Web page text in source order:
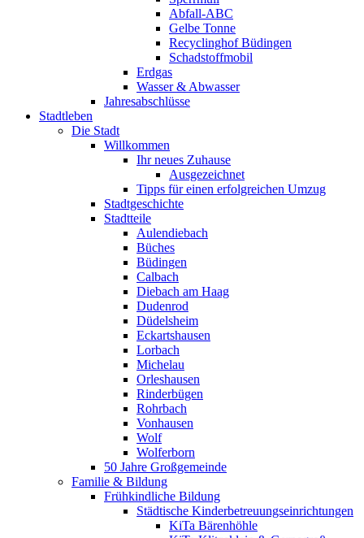
Abfall-ABC
Gelbe Tonne
Recyclinghof Büdingen
Schadstoffmobil
Erdgas
Wasser & Abwasser
Jahresabschlüsse
Stadtleben
Die Stadt
Willkommen
Ihr neues Zuhause
Ausgezeichnet
Tipps für einen erfolgreichen Umzug
Stadtgeschichte
Stadtteile
Aulendiebach
Büches
Büdingen
Calbach
Diebach am Haag
Dudenrod
Düdelsheim
Eckartshausen
Lorbach
Michelau
Orleshausen
Rinderbügen
Rohrbach
Vonhausen
Wolf
Wolferborn
50 Jahre Großgemeinde
Familie & Bildung
Frühkindliche Bildung
Städtische Kinderbetreuungseinrichtungen
KiTa Bärenhöhle